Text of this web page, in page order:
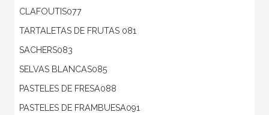
CLAFOUTIS077
TARTALETAS DE FRUTAS 081
SACHERS083
SELVAS BLANCAS085
PASTELES DE FRESA088
PASTELES DE FRAMBUESA091